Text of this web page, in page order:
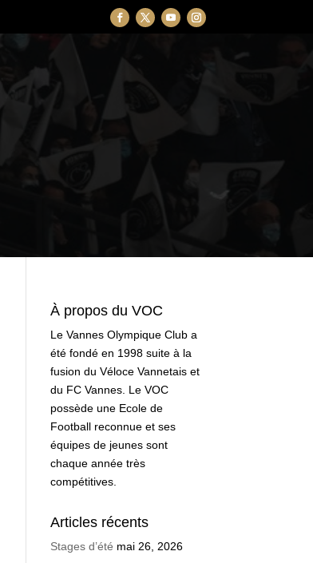
À propos du VOC
Le Vannes Olympique Club a
été fondé en 1998 suite à la
fusion du Véloce Vannetais et
du FC Vannes. Le VOC
possède une Ecole de
Football reconnue et ses
équipes de jeunes sont
chaque année très
compétitives.
Articles récents
Stages d’été mai 26, 2026